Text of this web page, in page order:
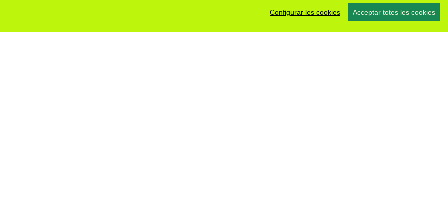
Configurar les cookies Acceptar totes les cookies